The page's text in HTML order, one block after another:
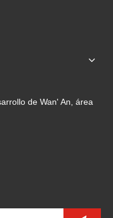
de Wan' An, área